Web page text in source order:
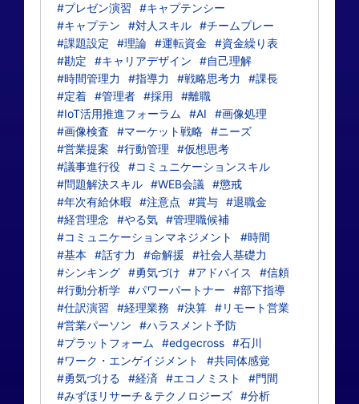
#プレゼン演習
#キャプテンシー
#キャプテン
#対人スキル #チームプレー
#課題設定
#理論 #運転資金
#資金繰り表
#勘定
#キャリアデザイン
#自己理解
#時間管理力
#指導力 #戦略思考力
#課長
#定着 #管理者 #採用
#離職
#IoT活用推進フォーラム
#AI
#画像処理
#画像検査
#マーケット戦略 #ニーズ
#営業提案
#行動管理
#仮想思考
#議事進行役 #コミュニケーションスキル
#問題解決スキル #WEB会議
#懲戒
#年次有給休暇
#注意点 #賞与 #退職金
#経営理念 #やる気 #管理職候補
#コミュニケーションマネジメント
#時間
#基本
#話す力 #命解援
#社会人基礎力
#シンキング #勇気づけ #アドバイス
#信頼
#行動分析学 #パワーパートナー
#部下指導
#仕訳演習
#経理業務 #決算 #リモート営業
#営業パーソン
#ハラスメント予防
#プラットフォーム
#edgecross #石川
#ワーク・エンゲイジメント
#共同体感覚
#勇気づける
#経済 #エコノミスト
#門間
#みずほリサーチ＆テクノロジーズ #分析